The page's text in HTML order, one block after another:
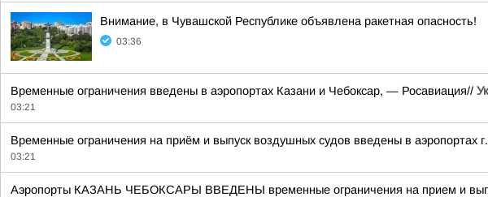
Внимание, в Чувашской Республике объявлена ракетная опасность!
03:36
Временные ограничения введены в аэропортах Казани и Чебоксар, — Росавиация//
03:21
Временные ограничения на приём и выпуск воздушных судов введены в аэропортах
03:21
Аэропорты КАЗАНЬ ЧЕБОКСАРЫ ВВЕДЕНЫ временные ограничения на прием и